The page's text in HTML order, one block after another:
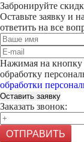
Забронируйте
Оставьте заявку и
ответить на все
Нажимая на кнопку
обработку
обработки
Оставить заявку
Заказать звонок:
ОТПРАВИТЬ